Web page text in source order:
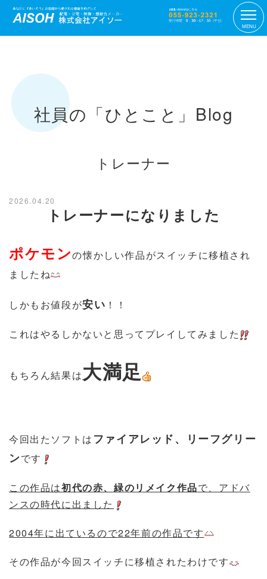
MENU
社員の「ひとこと」Blog
トレーナー
2026.04.20
トレーナーになりました
ポケモンの懐かしい作品がスイッチに移植され
ましたね
しかもお値段が安い ！！
これはやるしかないと思ってプレイしてみました
もちろん結果は大満足
今回出たソフトは ファイアレッド、リーフグリー
ンです
この作品は初代の赤、緑のリメイク作品で、アドバ
ンスの時代に出ました
2004年に出ているので22年前の作品です
その作品が今回スイッチに移植されたわけです